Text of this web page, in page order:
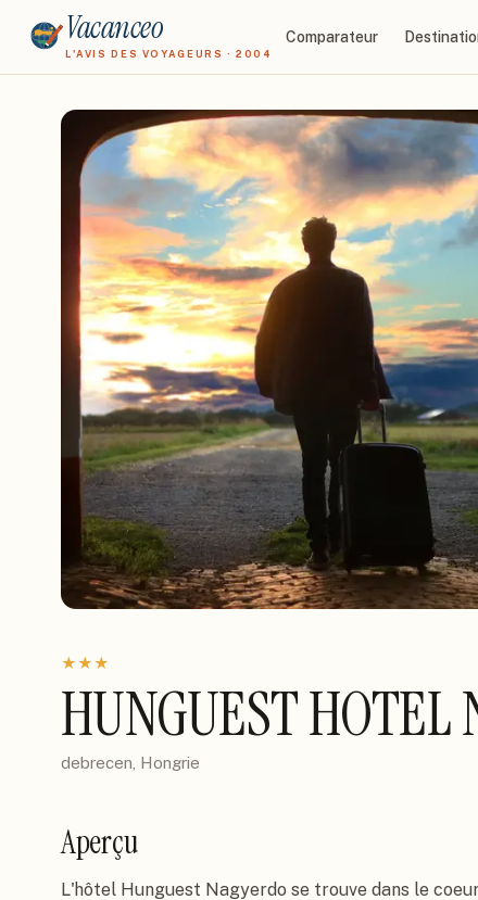
Vacanceo
L'AVIS DES VOYAGEURS · 2004
Comparateur
★★★
HUNGUEST HOTEL
debrecen, Hongrie
Aperçu
L'hôtel Hunguest Nagyerdo se trouve dans le